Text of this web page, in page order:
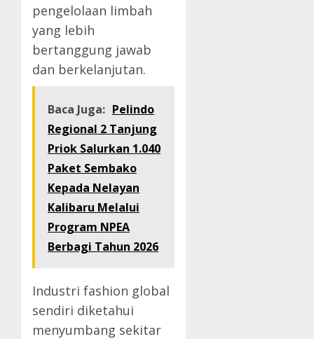
pengelolaan limbah
yang lebih
bertanggung jawab
dan berkelanjutan.
Baca Juga: Pelindo
Regional 2 Tanjung
Priok Salurkan 1.040
Paket Sembako
Kepada Nelayan
Kalibaru Melalui
Program NPEA
Berbagi Tahun 2026
Industri fashion global
sendiri diketahui
menyumbang sekitar